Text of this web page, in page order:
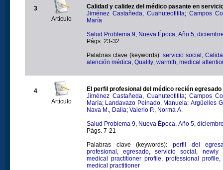
3
Artículo
Calidad y calidez del médico pasante en
Jiménez Castañeda, Cuahuteotltita; Campos
María
Salud Problema 9, Nueva Época, Año 5,
Págs. 23-32
Palabras clave (keywords): servicio social
atención médica Quality warmth medical
4
Artículo
El perfil profesional del médico recién egresado
Jiménez Castañeda, Cuahuteotltita; Campos
María; Landavazo Peinado, Manuela; Argüelles
Nava M., Dalia; Valerio P., Norma A.
Salud Problema 9, Nueva Época, Año 5,
Págs. 7-21
Palabras clave (keywords): perfil del
profesional
egresado servicio social
newly
medical practitioner profile
professional profile
medical practitioner